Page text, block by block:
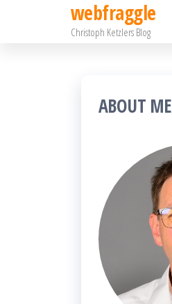
webfraggle
Christoph Ketzlers Blog
ABOUT ME